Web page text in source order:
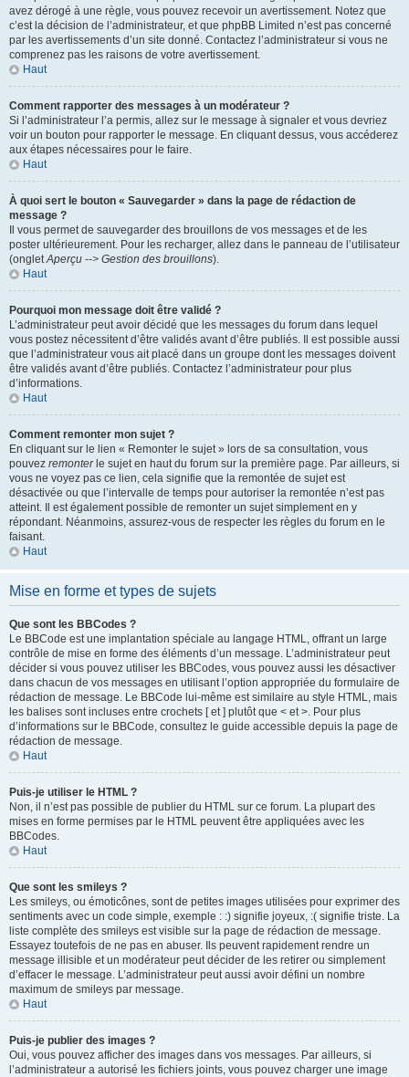
avez dérogé à une règle, vous pouvez recevoir un avertissement. Notez que
c’est la décision de l’administrateur, et que phpBB Limited n’est pas concerné
par les avertissements d’un site donné. Contactez l’administrateur si vous ne
comprenez pas les raisons de votre avertissement.
Haut
Comment rapporter des messages à un modérateur ?
Si l’administrateur l’a permis, allez sur le message à signaler et vous devriez
voir un bouton pour rapporter le message. En cliquant dessus, vous accéderez
aux étapes nécessaires pour le faire.
Haut
À quoi sert le bouton « Sauvegarder » dans la page de rédaction de
message ?
Il vous permet de sauvegarder des brouillons de vos messages et de les
poster ultérieurement. Pour les recharger, allez dans le panneau de l’utilisateur
(ongletAperçu --> Gestion des brouillons).
Haut
Pourquoi mon message doit être validé ?
L’administrateur peut avoir décidé que les messages du forum dans lequel
vous postez nécessitent d’être validés avant d’être publiés. Il est possible aussi
que l’administrateur vous ait placé dans un groupe dont les messages doivent
être validés avant d’être publiés. Contactez l’administrateur pour plus
d’informations.
Haut
Comment remonter mon sujet ?
En cliquant sur le lien « Remonter le sujet » lors de sa consultation, vous
pouvez remonterle sujet en haut du forum sur la première page. Par ailleurs, si
vous ne voyez pas ce lien, cela signifie que la remontée de sujet est
désactivée ou que l’intervalle de temps pour autoriser la remontée n’est pas
atteint. Il est également possible de remonter un sujet simplement en y
répondant. Néanmoins, assurez-vous de respecter les règles du forum en le
faisant.
Haut
Mise en forme et types de sujets
Que sont les BBCodes ?
Le BBCode est une implantation spéciale au langage HTML, offrant un large
contrôle de mise en forme des éléments d’un message. L’administrateur peut
décider si vous pouvez utiliser les BBCodes, vous pouvez aussi les désactiver
dans chacun de vos messages en utilisant l’option appropriée du formulaire de
rédaction de message. Le BBCode lui-même est similaire au style HTML, mais
les balises sont incluses entre crochets [ et ] plutôt que < et >. Pour plus
d’informations sur le BBCode, consultez le guide accessible depuis la page de
rédaction de message.
Haut
Puis-je utiliser le HTML ?
Non, il n’est pas possible de publier du HTML sur ce forum. La plupart des
mises en forme permises par le HTML peuvent être appliquées avec les
BBCodes.
Haut
Que sont les smileys ?
Les smileys, ou émoticônes, sont de petites images utilisées pour exprimer des
sentiments avec un code simple, exemple : :) signifie joyeux, :( signifie triste. La
liste complète des smileys est visible sur la page de rédaction de message.
Essayez toutefois de ne pas en abuser. Ils peuvent rapidement rendre un
message illisible et un modérateur peut décider de les retirer ou simplement
d’effacer le message. L’administrateur peut aussi avoir défini un nombre
maximum de smileys par message.
Haut
Puis-je publier des images ?
Oui, vous pouvez afficher des images dans vos messages. Par ailleurs, si
l’administrateur a autorisé les fichiers joints, vous pouvez charger une image